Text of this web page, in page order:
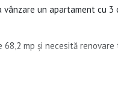
vânzare un apartament cu
mp și necesită